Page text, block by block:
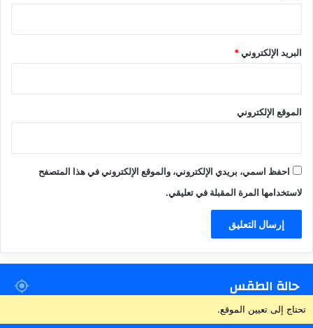
البريد الإلكتروني*
الموقع الإلكتروني
احفظ اسمي، بريدي الإلكتروني، والموقع الإلكتروني في هذا المتصفح
لاستخدامها المرة المقبلة في تعليقي.
حالة الطقس
تحتاج إلى تعيين الموقع.